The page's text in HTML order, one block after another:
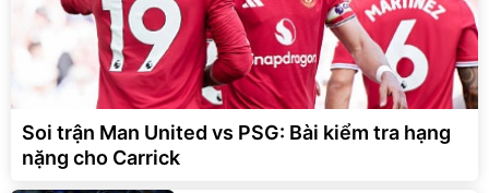
Soi trận Man United vs PSG: Bài kiểm tra hạng
nặng cho Carrick